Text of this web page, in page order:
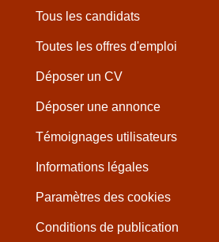
Tous les candidats
Toutes les offres d'emploi
Déposer un CV
Déposer une annonce
Témoignages utilisateurs
Informations légales
Paramètres des cookies
Conditions de publication